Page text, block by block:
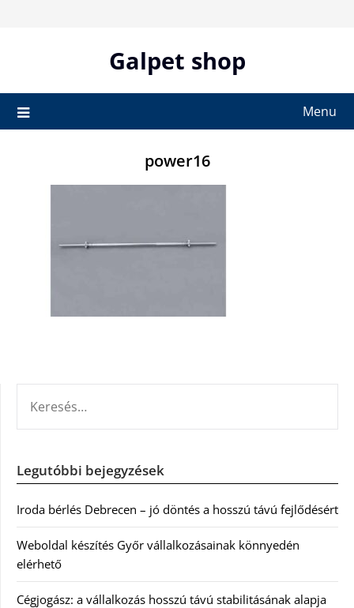
Galpet shop
Menu
power16
Legutóbbi bejegyzések
Iroda bérlés Debrecen – jó döntés a hosszú távú fejlődésért
Weboldal készítés Győr vállalkozásainak könnyedén
elérhető
Cégjogász: a vállalkozás hosszú távú stabilitásának alapja